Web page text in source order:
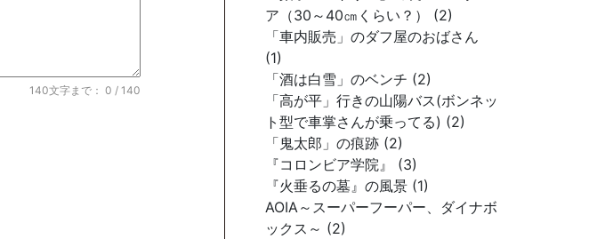
140文字まで：0 / 140
ア（30～40㎝くらい？） (2)
「車内販売」のダフ屋のおばさん
(1)
「酒は白雪」のベンチ (2)
「高が平」行きの山陽バス(ボンネッ
ト型で車掌さんが乗ってる) (2)
「鬼太郎」の痕跡 (2)
『コロンビア学院』 (3)
『火垂るの墓』の風景 (1)
AOIA～スーパーフーパー、ダイナボ
ックス～ (2)